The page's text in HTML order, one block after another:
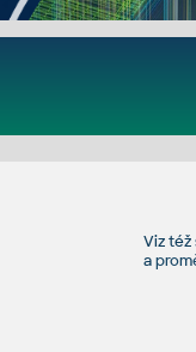
Viz též
a